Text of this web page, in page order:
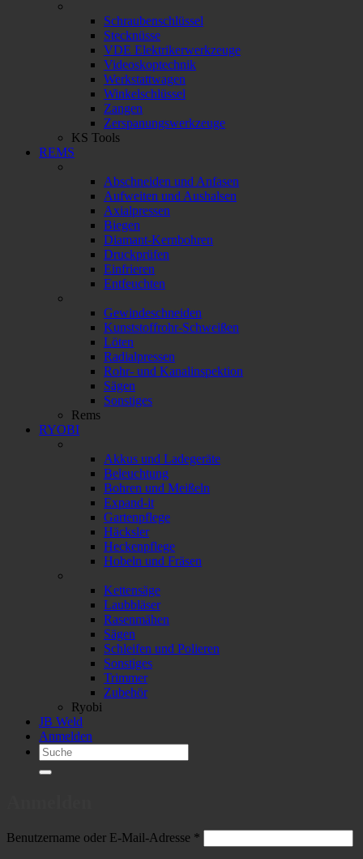
Schraubenschlüssel
Stecknüsse
VDE Elektrikerwerkzeuge
Videoskoptechnik
Werkstattwagen
Winkelschlüssel
Zangen
Zerspanungswerkzeuge
KS Tools
REMS
Abschneiden und Anfasen
Aufweiten und Aushalsen
Axialpressen
Biegen
Diamant-Kernbohren
Druckprüfen
Einfrieren
Entfeuchten
Gewindeschneiden
Kunststoffrohr-Schweißen
Löten
Radialpressen
Rohr- und Kanalinspektion
Sägen
Sonstiges
Rems
RYOBI
Akkus und Ladegeräte
Beleuchtung
Bohren und Meißeln
Expand-it
Gartenpflege
Häcksler
Heckenpflege
Hobeln und Fräsen
Kettensäge
Laubbläser
Rasenmähen
Sägen
Schleifen und Polieren
Sonstiges
Trimmer
Zubehör
Ryobi
JB Weld
Anmelden
Suchen
nach:
Benutzername oder E-Mail-Adresse *